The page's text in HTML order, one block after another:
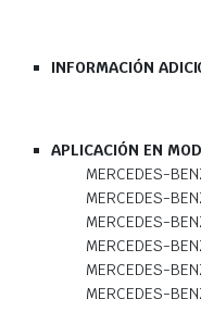
INFORMACIÓN
APLICACIÓN EN
MERCEDES-
MERCEDES-
MERCEDES-
MERCEDES-
MERCEDES-
MERCEDES-